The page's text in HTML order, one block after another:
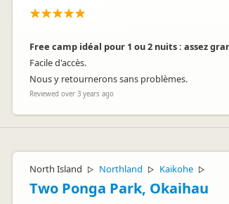
Free camp idéal pour 1 ou 2 nuits : assez
Facile d'accès.
Nous y retournerons sans problèmes.
Reviewed over 3 years ago
North Island ▷ Northland ▷ Kaikohe ▷
Two Ponga Park, Okaihau